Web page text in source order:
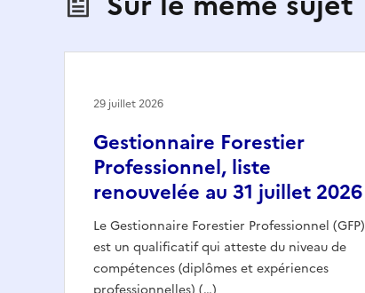
Gestionnaire Forestier
Professionnel, liste
renouvelée au 31 juillet 2026
Le Gestionnaire Forestier Professionnel (GFP)
est un qualificatif qui atteste du niveau de
compétences (diplômes et expériences
29 juillet 2026